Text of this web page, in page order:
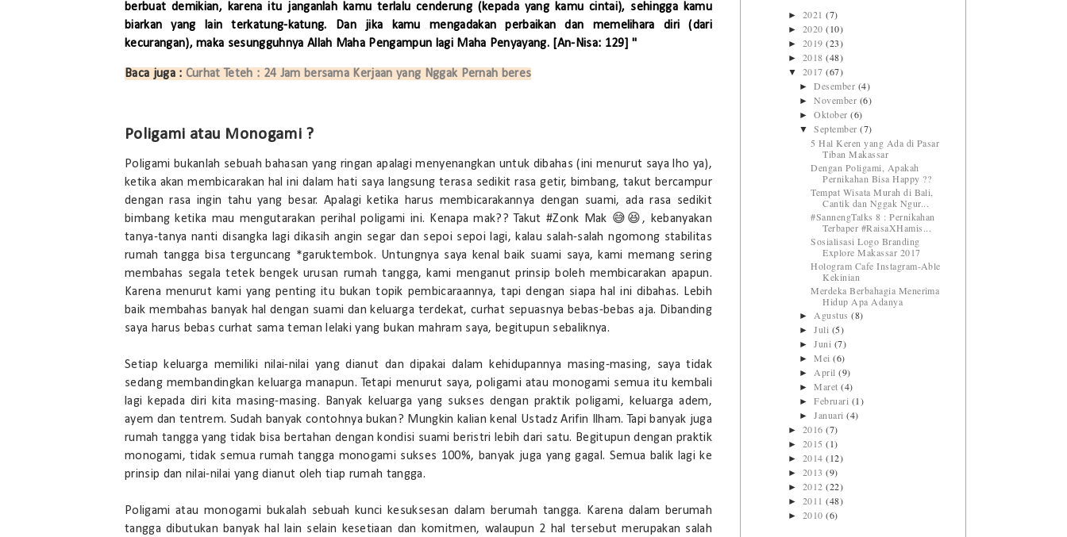
berbuat demikian, karena itu janganlah kamu terlalu cenderung (kepada yang kamu cintai), sehingga kamu
biarkan yang lain terkatung-katung. Dan jika kamu mengadakan perbaikan dan memelihara diri (dari
kecurangan), maka sesungguhnya Allah Maha Pengampun lagi Maha Penyayang. [An-Nisa: 129] "
Baca juga : Curhat Teteh : 24 Jam bersama Kerjaan yang Nggak Pernah beres
Poligami atau Monogami ?
Poligami bukanlah sebuah bahasan yang ringan apalagi menyenangkan untuk dibahas (ini menurut saya lho ya),
ketika akan membicarakan hal ini dalam hati saya langsung terasa sedikit rasa getir, bimbang, takut bercampur
dengan rasa ingin tahu yang besar. Apalagi ketika harus membicarakannya dengan suami, ada rasa sedikit
bimbang ketika mau mengutarakan perihal poligami ini. Kenapa mak?? Takut #Zonk Mak 😅😆, kebanyakan
tanya-tanya nanti disangka lagi dikasih angin segar dan sepoi sepoi lagi, kalau salah-salah ngomong stabilitas
rumah tangga bisa terguncang *garuktembok. Untungnya saya kenal baik suami saya, kami memang sering
membahas segala tetek bengek urusan rumah tangga, kami menganut prinsip boleh membicarakan apapun.
Karena menurut kami yang penting itu bukan topik pembicaraannya, tapi dengan siapa hal ini dibahas. Lebih
baik membahas banyak hal dengan suami dan keluarga terdekat, curhat sepuasnya bebas-bebas aja. Dibanding
saya harus bebas curhat sama teman lelaki yang bukan mahram saya, begitupun sebaliknya.
Setiap keluarga memiliki nilai-nilai yang dianut dan dipakai dalam kehidupannya masing-masing, saya tidak
sedang membandingkan keluarga manapun. Tetapi menurut saya, poligami atau monogami semua itu kembali
lagi kepada diri kita masing-masing. Banyak keluarga yang sukses dengan praktik poligami, keluarga adem,
ayem dan tentrem. Sudah banyak contohnya bukan? Mungkin kalian kenal Ustadz Arifin Ilham. Tapi banyak juga
rumah tangga yang tidak bisa bertahan dengan kondisi suami beristri lebih dari satu. Begitupun dengan praktik
monogami, tidak semua rumah tangga monogami sukses 100%, banyak juga yang gagal. Semua balik lagi ke
prinsip dan nilai-nilai yang dianut oleh tiap rumah tangga.
Poligami atau monogami bukalah sebuah kunci kesuksesan dalam berumah tangga. Karena dalam berumah
tangga dibutukan banyak hal lain selain kesetiaan dan komitmen, walaupun 2 hal tersebut merupakan salah
► 2021(7)
► 2020(10)
► 2019(23)
► 2018(48)
▼ 2017(67)
►Desember (4)
►November (6)
►Oktober(6)
▼September(7)
5 Hal Keren yang Ada di Pasar
Tiban Makassar
Dengan Poligami, Apakah
Pernikahan Bisa Happy ??
Tempat Wisata Murah di Bali,
Cantik dan Nggak Ngur...
#SannengTalks 8 : Pernikahan
Terbaper #RaisaXHamis...
Sosialisasi Logo Branding
Explore Makassar 2017
Hologram Cafe Instagram-Able
Kekinian
Merdeka Berbahagia Menerima
Hidup Apa Adanya
►Agustus(8)
►Juli (5)
►Juni (7)
►Mei(6)
►April(9)
►Maret(4)
►Februari (1)
►Januari(4)
► 2016(7)
► 2015(1)
► 2014(12)
► 2013(9)
► 2012(22)
► 2011(48)
► 2010(6)